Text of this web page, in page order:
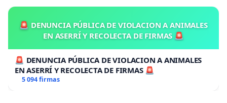
🚨 DENUNCIA PÚBLICA DE VIOLACION A ANIMALES
EN ASERRÍ Y RECOLECTA DE FIRMAS 🚨
🚨 DENUNCIA PÚBLICA DE VIOLACION A ANIMALES
EN ASERRÍ Y RECOLECTA DE FIRMAS 🚨
5 094 firmas